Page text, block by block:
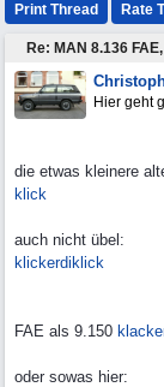
Print Thread Rate
Hier geht
die etwas kleinere
klick
auch nicht übel:
klickerdiklick
FAE als 9.150
oder sowas hier: